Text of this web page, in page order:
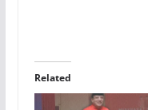
Related